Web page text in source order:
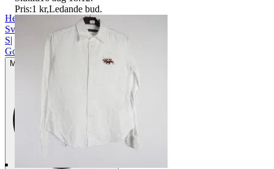
Helmut Lang|
Svart
S|
Gott använt skick
Mindre tecken på användning
Pris:1 kr,Ledande bud.